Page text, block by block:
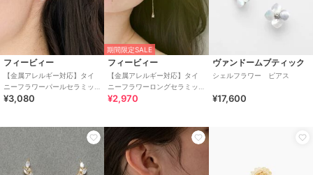
フィービィー
【金属アレルギー対応】タイ
ニーフラワーパールセラミッ
クポストピアス お花モチー
¥3,080
期間限定SALE
フィービィー
【金属アレルギー対応】タイ
ニーフラワーロングセラミッ
クポストピアス チェーン/小
¥2,970
ヴァンドームブティック
シェルフラワー ピアス
¥17,600